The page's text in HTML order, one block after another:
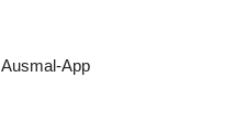
Ausmal-App